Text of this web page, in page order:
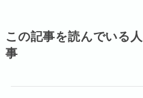
この記事を読んでいる
事